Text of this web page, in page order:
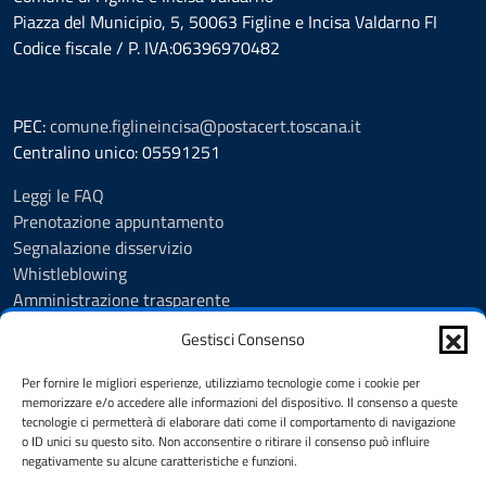
Gestisci Consenso
Per fornire le migliori esperienze, utilizziamo tecnologie come i cookie per
memorizzare e/o accedere alle informazioni del dispositivo. Il consenso a queste
tecnologie ci permetterà di elaborare dati come il comportamento di navigazione
o ID unici su questo sito. Non acconsentire o ritirare il consenso può influire
negativamente su alcune caratteristiche e funzioni.
Piazza del Municipio, 5, 50063 Figline e Incisa Valdarno FI
Codice fiscale / P. IVA:06396970482
PEC:comune.figlineincisa@postacert.toscana.it
Centralino unico: 05591251
Leggi le FAQ
Prenotazione appuntamento
Segnalazione disservizio
Whistleblowing
Amministrazione trasparente
Albo Pretorio
Cookie Policy
Informativa privacy
Dichiarazione di accessibilità